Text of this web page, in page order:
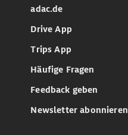
adac.de
Drive App
Trips App
Häufige Fragen
Feedback geben
Newsletter abonnieren